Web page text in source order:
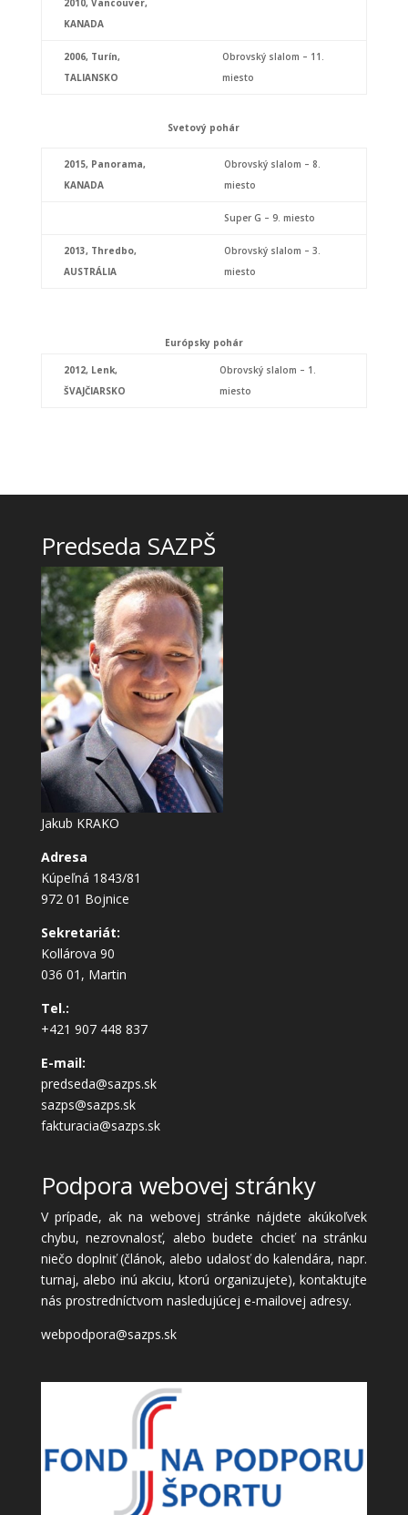
2010, Vancouver,
KANADA
2006, Turín,
TALIANSKO
Obrovský slalom – 11.
miesto
Svetový pohár
2015, Panorama,
KANADA
Obrovský slalom – 8.
miesto
Super G – 9. miesto
2013, Thredbo,
AUSTRÁLIA
Obrovský slalom – 3.
miesto
Európsky pohár
2012, Lenk,
ŠVAJČIARSKO
Obrovský slalom – 1.
miesto
Predseda SAZPŠ
Jakub KRAKO
Adresa
Kúpeľná 1843/81
972 01 Bojnice
Sekretariát:
Kollárova 90
036 01, Martin
Tel.:
+421 907 448 837
E-mail:
predseda@sazps.sk
sazps@sazps.sk
fakturacia@sazps.sk
Podpora webovej stránky
V prípade, ak na webovej stránke nájdete akúkoľvek
chybu, nezrovnalosť, alebo budete chcieť na stránku
niečo doplniť (článok, alebo udalosť do kalendára, napr.
turnaj, alebo inú akciu, ktorú organizujete), kontaktujte
nás prostredníctvom nasledujúcej e-mailovej adresy.
webpodpora@sazps.sk